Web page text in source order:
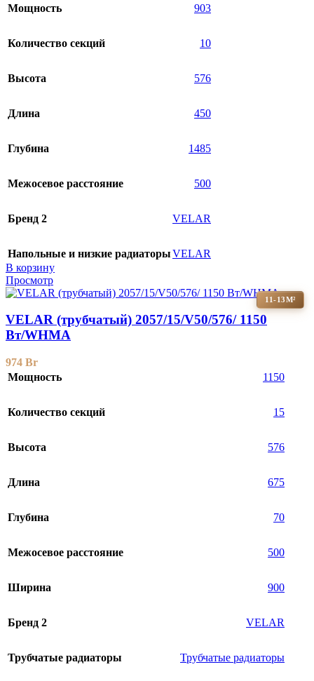
Мощность
903
Количество секций 10
Высота 576
Длина 450
Глубина 1485
Межосевое расстояние 500
Бренд 2 VELAR
Напольные и низкие радиаторыVELAR
В корзину
Просмотр
11-13М²
VELAR (трубчатый) 2057/15/V50/576/ 1150
Bт/WHMA
974 Br
Мощность
1150
Количество секций 15
Высота 576
Длина 675
Глубина 70
Межосевое расстояние 500
Ширина 900
Бренд 2 VELAR
Трубчатые радиаторы Трубчатые радиаторы